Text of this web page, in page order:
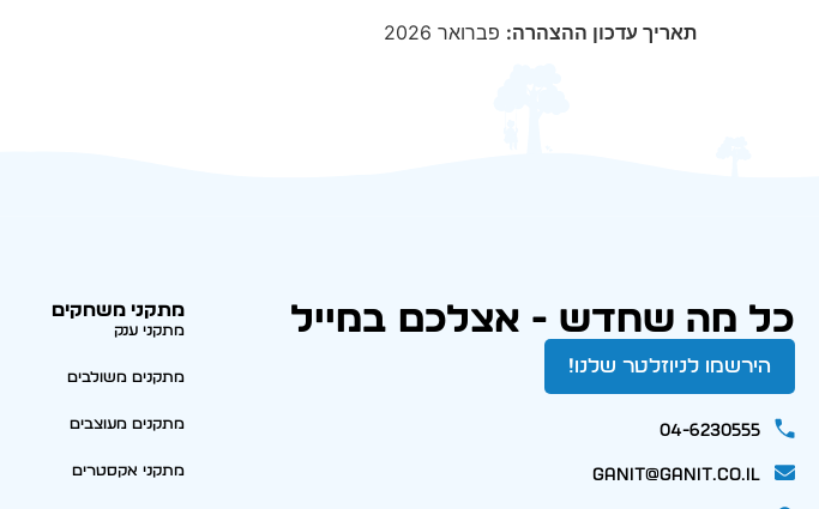
תאריך עדכון ההצהרה: פברואר 2026
כל מה שחדש - אצלכם במייל
הירשמו לניוזלטר שלנו!
04-6230555
ganit@ganit.co.il
מתקני משחקים
מתקני ענק
מתקנים משולבים
מתקנים מעוצבים
מתקני אקסטרים